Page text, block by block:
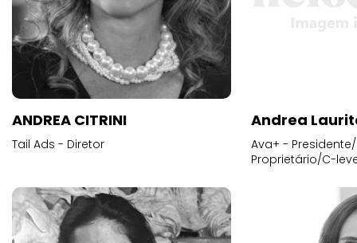
ANDREA CITRINI
Tail Ads - Diretor
Andrea
Ava+ -
Proprietário/C-